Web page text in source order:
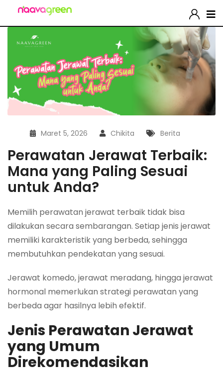
Maret 5, 2026 Chikita Berita
Perawatan Jerawat Terbaik:
Mana yang Paling Sesuai
untuk Anda?
Memilih perawatan jerawat terbaik tidak bisa
dilakukan secara sembarangan. Setiap jenis jerawat
memiliki karakteristik yang berbeda, sehingga
membutuhkan pendekatan yang sesuai.
Jerawat komedo, jerawat meradang, hingga jerawat
hormonal memerlukan strategi perawatan yang
berbeda agar hasilnya lebih efektif.
Jenis Perawatan Jerawat
yang Umum
Direkomendasikan